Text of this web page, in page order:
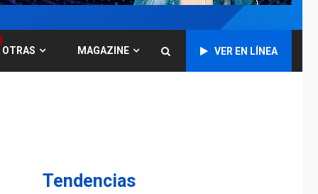
OTRAS MAGAZINE VER EN LÍNEA
Tendencias
7
respaldaron desde el
primer momento tras
asegura Gustavo
Duque